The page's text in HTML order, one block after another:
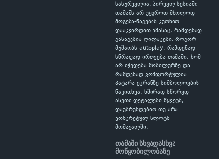
სასურველია, პირველ სესიაში
თამაშს არ უყუროთ მხოლოდ
მოგება-წაგების კუთხით.
დააკვირდით იმასაც, რამდენად
გასაგებია ღილაკები, როგორ
მუშაობს autoplay, რამდენად
სწრაფად ირთვება თამაში, ხომ
არ იჭედება მობილურზე და
რამდენად კომფორტულია
პატარა ეკრანზე სიმბოლოების
წაკითხვა. ხშირად სწორედ
ასეთი დეტალები წყვეტს,
დაუბრუნდებით თუ არა
კონკრეტულ სლოტს
მომავალში.
თამაში სხვადასხვა
მოწყობილობაზე